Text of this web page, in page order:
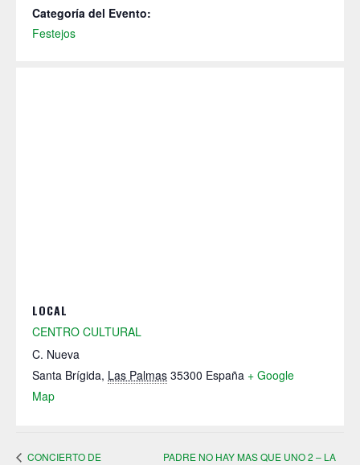
Categoría del Evento:
Festejos
LOCAL
CENTRO CULTURAL
C. Nueva
Santa Brígida, Las Palmas 35300 España + Google
Map
CONCIERTO DE
PADRE NO HAY MAS QUE UNO 2 – LA